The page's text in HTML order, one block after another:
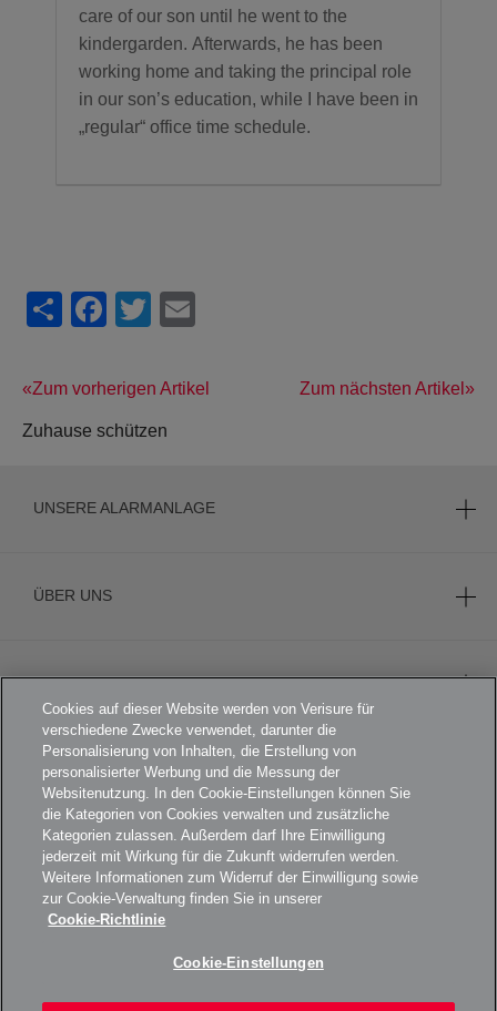
care of our son until he went to the
kindergarden. Afterwards, he has been
working home and taking the principal role
in our son’s education, while I have been in
„regular“ office time schedule.
ShareFacebook
Twitter
Zum vorherigen Artikel Zum nächsten Artikel
Zuhause schützen
UNSERE ALARMANLAGE
ÜBER UNS
KARRIERE
FOOTER AGB
DATENSCHUTZERKLÄRUNG
KAMERADATENSCHUTZ
IMPRESSUM
Cookies auf dieser Website werden von Verisure für
verschiedene Zwecke verwendet, darunter die
Personalisierung von Inhalten, die Erstellung von
personalisierter Werbung und die Messung der
Websitenutzung. In den Cookie-Einstellungen können Sie
die Kategorien von Cookies verwalten und zusätzliche
Kategorien zulassen. Außerdem darf Ihre Einwilligung
jederzeit mit Wirkung für die Zukunft widerrufen werden.
Weitere Informationen zum Widerruf der Einwilligung sowie
zur Cookie-Verwaltung finden Sie in unserer
Cookie-Richtlinie
Cookie-Einstellungen